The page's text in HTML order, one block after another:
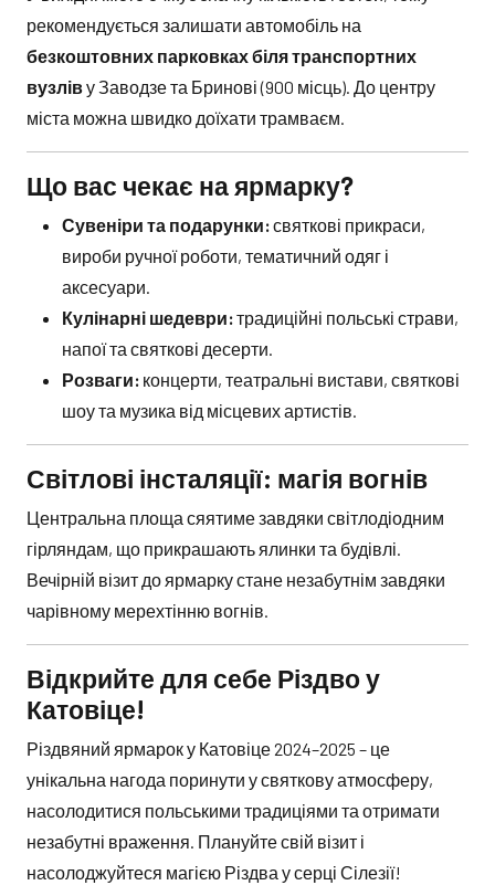
рекомендується залишати автомобіль на
безкоштовних парковках біля транспортних
вузліву Заводзе та Бринові (900 місць). До центру
міста можна швидко доїхати трамваєм.
Що вас чекає на ярмарку?
Сувеніри та подарунки:святкові прикраси,
вироби ручної роботи, тематичний одяг і
аксесуари.
Кулінарні шедеври:традиційні польські страви,
напої та святкові десерти.
Розваги: концерти, театральні вистави, святкові
шоу та музика від місцевих артистів.
Світлові інсталяції: магія вогнів
Центральна площа сяятиме завдяки світлодіодним
гірляндам, що прикрашають ялинки та будівлі.
Вечірній візит до ярмарку стане незабутнім завдяки
чарівному мерехтінню вогнів.
Відкрийте для себе Різдво у
Катовіце!
Різдвяний ярмарок у Катовіце 2024–2025 – це
унікальна нагода поринути у святкову атмосферу,
насолодитися польськими традиціями та отримати
незабутні враження. Плануйте свій візит і
насолоджуйтеся магією Різдва у серці Сілезії!